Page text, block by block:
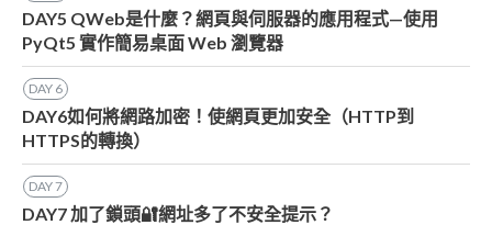
DAY5 QWeb是什麼？網頁與伺服器的應用程式—使用
PyQt5 實作簡易桌面 Web 瀏覽器
DAY 6
DAY6如何將網路加密！使網頁更加安全（HTTP到
HTTPS的轉換）
DAY7
DAY7 加了鎖頭🔐網址多了不安全提示？